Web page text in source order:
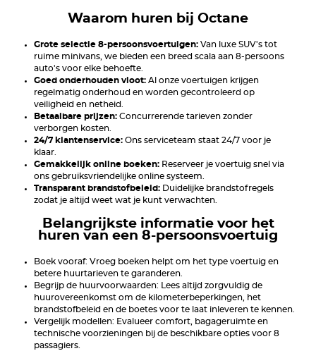
Waarom huren bij Octane
Grote selectie 8-persoonsvoertuigen: Van luxe SUV's tot
ruime minivans, we bieden een breed scala aan 8-persoons
auto's voor elke behoefte.
Goed onderhouden vloot: Al onze voertuigen krijgen
regelmatig onderhoud en worden gecontroleerd op
veiligheid en netheid.
Betaalbare prijzen: Concurrerende tarieven zonder
verborgen kosten.
24/7 klantenservice: Ons serviceteam staat 24/7 voor je
klaar.
Gemakkelijk online boeken: Reserveer je voertuig snel via
ons gebruiksvriendelijke online systeem.
Transparant brandstofbeleid: Duidelijke brandstofregels
zodat je altijd weet wat je kunt verwachten.
Belangrijkste informatie voor het
huren van een 8-persoonsvoertuig
Boek vooraf: Vroeg boeken helpt om het type voertuig en
betere huurtarieven te garanderen.
Begrijp de huurvoorwaarden: Lees altijd zorgvuldig de
huurovereenkomst om de kilometerbeperkingen, het
brandstofbeleid en de boetes voor te laat inleveren te kennen.
Vergelijk modellen: Evalueer comfort, bagageruimte en
technische voorzieningen bij de beschikbare opties voor 8
passagiers.